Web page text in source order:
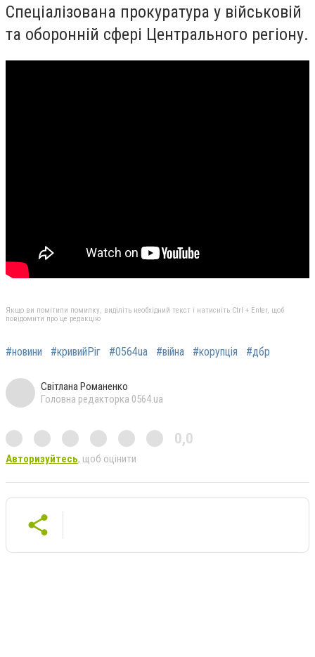
Спеціалізована прокуратура у військовій
та оборонній сфері Центрального регіону.
Якщо ви помітили помилку, виділіть необхідний текст і натисніть Ctrl + Enter, щоб
повідомити про це редакцію
#новини #кривийРіг #0564ua #війна #корупція #дбр
Світлана Романенко
Головна редакторка 0564.ua
0,0
Авторизуйтесь, щоб оцінити